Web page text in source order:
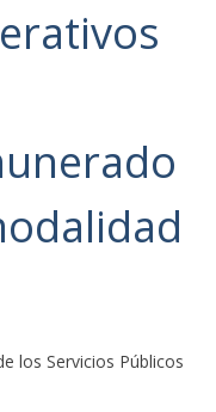
los Servicios Públicos